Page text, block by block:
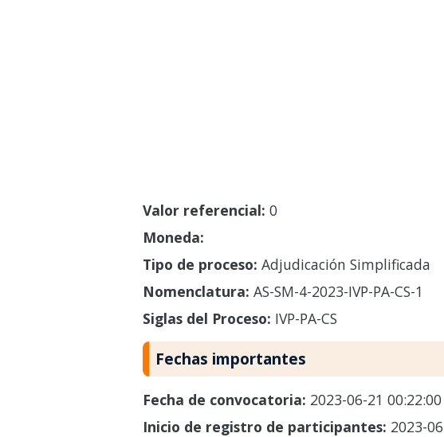
Valor referencial: 0
Moneda:
Tipo de proceso: Adjudicación Simplificada
Nomenclatura: AS-SM-4-2023-IVP-PA-CS-1
Siglas del Proceso: IVP-PA-CS
Fechas importantes
Fecha de convocatoria: 2023-06-21 00:22:00
Inicio de registro de participantes: 2023-